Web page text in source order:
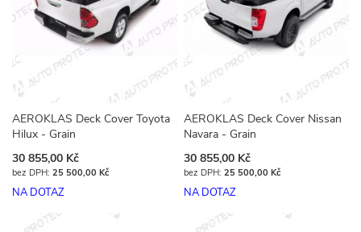
AEROKLAS Deck Cover Toyota
Hilux - Grain
30 855,00 Kč
25 500,00 Kč
NA DOTAZ
AEROKLAS Deck Cover Nissan
Navara - Grain
30 855,00 Kč
25 500,00 Kč
NA DOTAZ